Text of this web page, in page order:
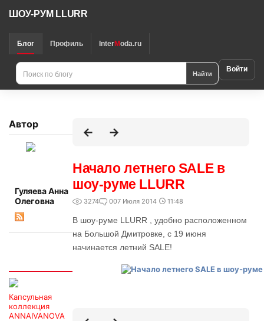
ШОУ-РУМ LLURR
Блог Профиль InterModa.ru
Найти Войти
Автор
Гуляева Анна
Олеговна
Капсульная
коллекция
ANNAIVANOVA
Начало летнего SALE в
шоу-руме LLURR
3274 007 Июля 2014 11:48
В шоу-руме LLURR , удобно расположенном
на Большой Дмитровке, с 19 июня
начинается летний SALE!